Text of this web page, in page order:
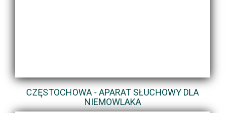
CZĘSTOCHOWA - APARAT SŁUCHOWY DLA
NIEMOWLAKA